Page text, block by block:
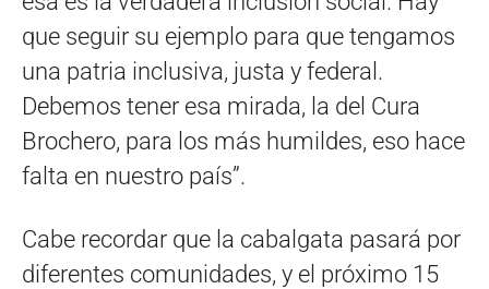
que seguir su ejemplo para que tengamos
una patria inclusiva, justa y federal.
Debemos tener esa mirada, la del Cura
Brochero, para los más humildes, eso hace
falta en nuestro país”.
Cabe recordar que la cabalgata pasará por
diferentes comunidades, y el próximo 15